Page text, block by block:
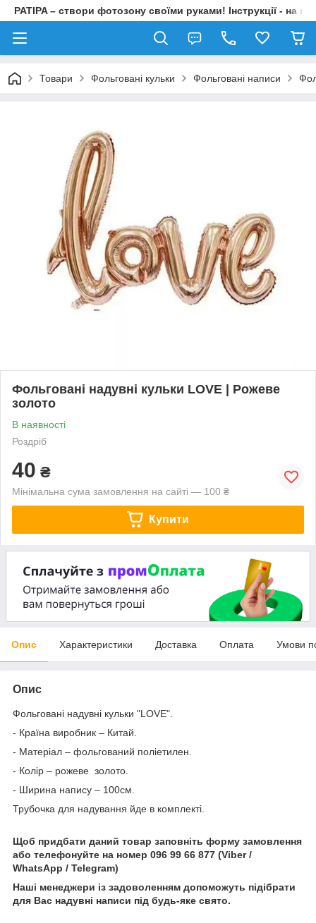
PATIPA – створи фотозону своїми руками! Інструкції - на
Товари Фольговані кульки Фольговані написи
Фольговані надувні кульки LOVE | Рожеве
золото
В наявності
Роздріб
40 ₴
Мінімальна сума замовлення на сайті — 100 ₴
Купити
Опис Характеристики Доставка Оплата Умови
Опис
Фольговані надувні кульки "LOVE".
- Країна виробник – Китай.
- Матеріал – фольгований поліетилен.
- Колір – рожеве золото.
- Ширина напису – 100см.
Трубочка для надування йде в комплекті.
Щоб придбати даний товар заповніть форму замовлення
або телефонуйте на номер 096 99 66 877 (Viber /
WhatsApp / Telegram)
Наші менеджери із задоволенням допоможуть підібрати
для Вас надувні написи під будь-яке свято.